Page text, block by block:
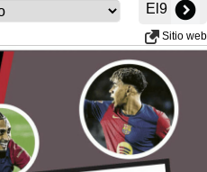
El9
Sitio web